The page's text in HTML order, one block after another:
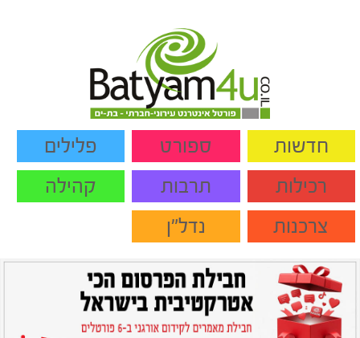
חדשות ספורט
פלילים
רכילות
תרבות
קהילה
צרכנות
נדל"ן